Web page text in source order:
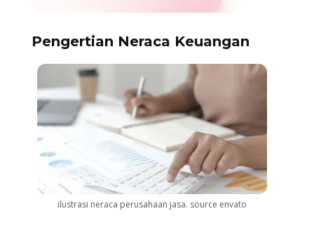
Pengertian Neraca Keuangan
ilustrasi neraca perusahaan jasa. source envato